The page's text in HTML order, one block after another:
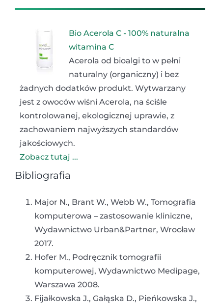
Bio Acerola C - 100% naturalna
witamina C
Acerola od bioalgi to w pełni
naturalny (organiczny) i bez
żadnych dodatków produkt. Wytwarzany
jest z owoców wiśni Acerola, na ściśle
kontrolowanej, ekologicznej uprawie, z
zachowaniem najwyższych standardów
jakościowych.
Zobacz tutaj ...
Bibliografia
Major N., Brant W., Webb W., Tomografia
komputerowa – zastosowanie kliniczne,
Wydawnictwo Urban&Partner, Wrocław
2017.
Hofer M., Podręcznik tomografii
komputerowej, Wydawnictwo Medipage,
Warszawa 2008.
Fijałkowska J., Gałąska D., Pieńkowska J.,